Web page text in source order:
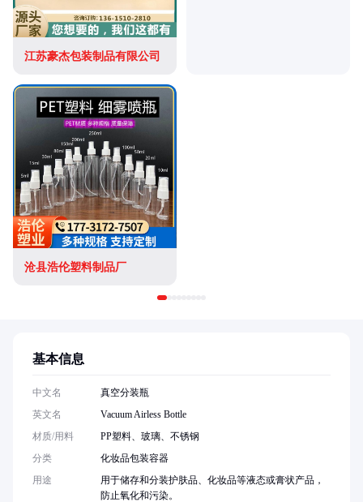
江苏豪杰包装制品有限公司
沧县浩伦塑料制品厂
基本信息
中文名
真空分装瓶
英文名
Vacuum Airless Bottle
材质/用料
PP塑料、玻璃、不锈钢
分类
化妆品包装容器
用途
用于储存和分装护肤品、化妆品等液态或膏状产品，
防止氧化和污染。